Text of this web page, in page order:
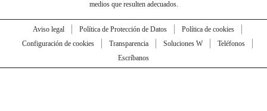
medios que resulten adecuados.
Aviso legal Política de Protección de Datos
Política de cookies
Configuración de cookies
Transparencia Soluciones W
Teléfonos
Escríbanos